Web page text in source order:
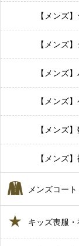
【メンズ
【メンズ
【メンズ
【メンズ
【メンズ
【メンズ
メンズコート
キッズ喪服・